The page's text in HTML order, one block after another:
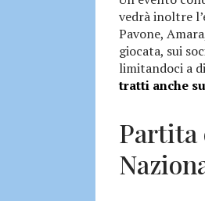
vedrà inoltre
Pavone,
giocata, sui
limitandoci a
tratti anche
Partita